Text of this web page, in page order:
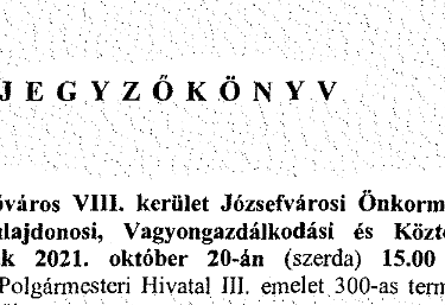
E G ¥ Z OK ONYV
VIII. keriilet Jozsefvarosi
Vagyongazdalkodasi es
2021. oktober 20-an (szerda) 15.00
Polgarmesteri Hivatal III. emelet300-as